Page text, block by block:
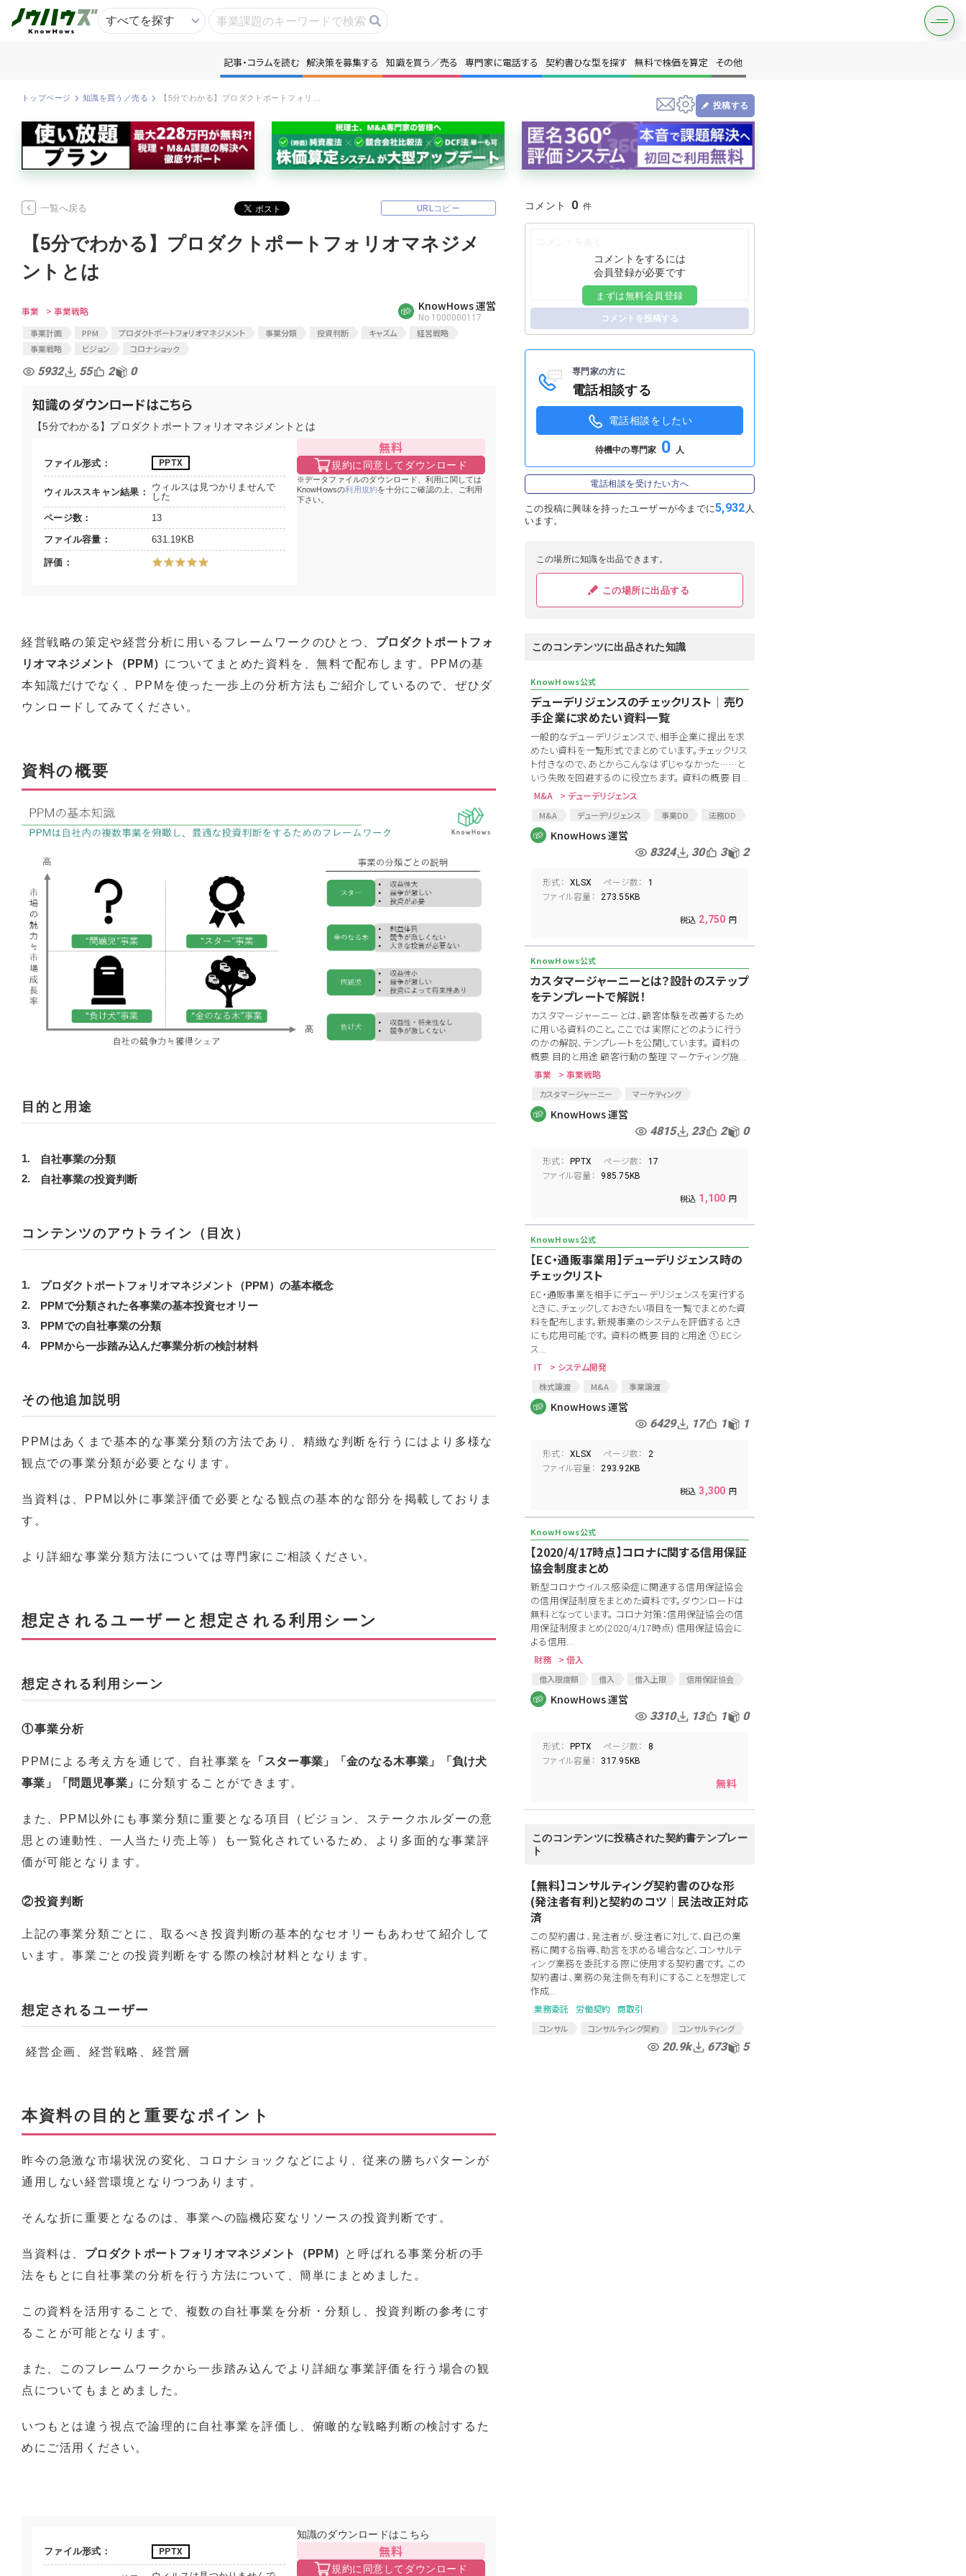
知識を買う／売る 契約書ひな型を探す
専門家に電話する 無料で株価を算定
資本政策を無料でお試し 無料でアンケート
匿名360°評価 ちょこっと相談とは？
新規会員登録
記事・コラムを読む 解決策を募集する 知識を買う／売る 専門家に電話する 契約書ひな型を探す 無料で株価を算定 その他
トップページ 知識を買う／売る
投稿する
一覧へ戻る URLコピー
【5分でわかる】プロダクトポートフォリオマネジメ
ントとは
事業 > 事業戦略 KnowHows 運営
No.1000000117
事業計画 PPM プロダクトポートフォリオマネジメント 事業分類 投資判断 キャズム
経営戦略
事業戦略
ビジョン コロナショック
5932 55 2 0
知識のダウンロードはこちら
【5分でわかる】プロダクトポートフォリオマネジメントとは
ファイル形式 PPTX
ウィルススキャン結果
ウィルスは見つかりませんで
した
ページ数
13
ファイル容量
631.19KB
評価
無料
規約に同意してダウンロード
データファイルのダウンロード、利用に関しては
KnowHowsの利用規約を十分にご確認の上、ご利用
下さい。
経営戦略の策定や経営分析に用いるフレームワークのひとつ、 プロダクトポートフォ
リオマネジメント（PPM） についてまとめた資料を、無料で配布します。PPMの基
本知識だけでなく、PPMを使った一歩上の分析方法もご紹介しているので、ぜひダ
ウンロードしてみてください。
資料の概要
目的と用途
自社事業の分類
自社事業の投資判断
コンテンツのアウトライン（目次）
プロダクトポートフォリオマネジメント（PPM）の基本概念
PPMで分類された各事業の基本投資セオリー
PPMでの自社事業の分類
PPMから一歩踏み込んだ事業分析の検討材料
その他追加説明
PPMはあくまで基本的な事業分類の方法であり、精緻な判断を行うにはより多様な
観点での事業分類が必要となります。
当資料は、PPM以外に事業評価で必要となる観点の基本的な部分を掲載しておりま
す。
より詳細な事業分類方法については専門家にご相談ください。
想定されるユーザーと想定される利用シーン
想定される利用シーン
①事業分析
PPMによる考え方を通じて、自社事業を
「スター事業」「金のなる木事業」「負け犬
事業」「問題児事業」 に分類することができます。
また、PPM以外にも事業分類に重要となる項目（ビジョン、ステークホルダーの意
思との連動性、一人当たり売上等）も一覧化されているため、より多面的な事業評
価が可能となります。
②投資判断
上記の事業分類ごとに、取るべき投資判断の基本的なセオリーもあわせて紹介して
います。事業ごとの投資判断をする際の検討材料となります。
想定されるユーザー
経営企画、経営戦略、経営層
本資料の目的と重要なポイント
昨今の急激な市場状況の変化、コロナショックなどにより、従来の勝ちパターンが
通用しない経営環境となりつつあります。
そんな折に重要となるのは、事業への臨機応変なリソースの投資判断です。
当資料は、 プロダクトポートフォリオマネジメント（PPM） と呼ばれる事業分析の手
法をもとに自社事業の分析を行う方法について、簡単にまとめました。
この資料を活用することで、複数の自社事業を分析・分類し、投資判断の参考にす
ることが可能となります。
また、このフレームワークから一歩踏み込んでより詳細な事業評価を行う場合の観
点についてもまとめました。
いつもとは違う視点で論理的に自社事業を評価し、俯瞰的な戦略判断の検討するた
めにご活用ください。
ファイル形式 PPTX
知識のダウンロードはこちら
無料
規約に同意してダウンロード
コメント 0
コメントをするには
会員登録が必要です
まずは無料会員登録
コメントを投稿する
専門家の方に
電話相談する
電話相談をしたい
待機中の専門家 0 人
電話相談を受けたい方へ
この投稿に興味を持ったユーザーが今までに5,932 人
います。
この場所に知識を出品できます。
この場所に出品する
このコンテンツに出品された知識
デューデリジェンスのチェックリスト│売り
手企業に求めたい資料一覧
一般的なデューデリジェンスで、相手企業に提出を求
めたい資料を一覧形式でまとめています。チェックリス
ト付きなので、あとからこんなはずじゃなかった……と
いう失敗を回避するのに役立ちます。 資料の概要 目...
M&A > デューデリジェンス
M&A デューデリジェンス 事業DD
法務DD
ロジスティクス
EC新規事業
資料要求リスト
KnowHows 運営
8324 30 3 2
形式： XLSX ページ数： 1
ファイル容量： 273.55KB
2,750
カスタマージャーニーとは？設計のステップ
をテンプレートで解説！
カスタマージャーニーとは、顧客体験を改善するため
に用いる資料のこと。ここでは実際にどのように行う
のかの解説、テンプレートを公開しています。 資料の
概要 目的と用途 顧客行動の整理 マーケティング施...
事業 > 事業戦略
カスタマージャーニー
マーケティング
顧客満足度
顧客行動
店頭施策
KnowHows 運営
4815 23 2 0
形式： PPTX ページ数： 17
ファイル容量： 985.75KB
1,100
【EC・通販事業用】デューデリジェンス時の
チェックリスト
EC・通販事業を相手にデューデリジェンスを実行する
ときに、チェックしておきたい項目を一覧でまとめた資
料を配布します。新規事業のシステムを評価するとき
にも応用可能です。 資料の概要 目的と用途 ① ECシ
ス...
IT > システム開発
株式譲渡 M&A
事業譲渡
デューデリジェンス
事業DD
法務DD
ロジスティクス
資料要求リスト
意向表明書
事業譲渡契約
事業譲渡契約書
KnowHows 運営
6429 17 1 1
形式： XLSX ページ数： 2
ファイル容量： 293.92KB
3,300
【2020/4/17時点】コロナに関する信用保証
協会制度まとめ
新型コロナウイルス感染症に関連する信用保証協会
の信用保証制度をまとめた資料です。ダウンロードは
無料となっています。 コロナ対策：信用保証協会の信
用保証制度まとめ(2020/4/17時点) 信用保証協会に
よる信用...
財務 > 借入
借入限度額 借入 借入上限
信用保証協会
個人借入
新型コロナウイルス
コロナショック
信用保証制度
経営安定関連保証
コロナ保証
コロナウィルスによる経済対策
KnowHows 運営
3310 13 1 0
形式： PPTX ページ数： 8
ファイル容量： 317.95KB
無料
このコンテンツに投稿された契約書テンプレー
ト
【無料】コンサルティング契約書のひな形
(発注者有利)と契約のコツ│民法改正対応
済
この契約書は、発注者が、受注者に対して、自己の業
務に関する指導、助言を求める場合など、コンサルテ
ィング業務を委託する際に使用する契約書です。 この
契約書は、業務の発注側を有利にすることを想定して
作成...
業務委託 労働契約 商取引
コンサル コンサルティング契約
コンサルティング
コンサル契約20.9k 673 5